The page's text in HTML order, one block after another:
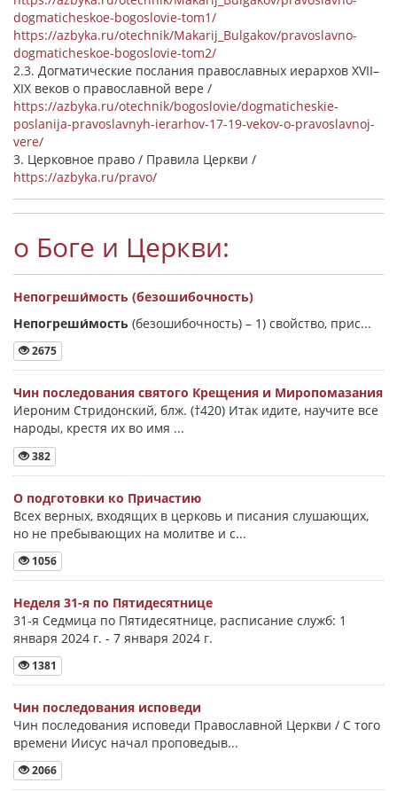
dogmaticheskoe-bogoslovie-tom1/
https://azbyka.ru/otechnik/Makarij_Bulgakov/pravoslavno-
dogmaticheskoe-bogoslovie-tom2/
2.3. Догматические послания православных иерархов XVII–
XIX веков о православной вере /
https://azbyka.ru/otechnik/bogoslovie/dogmaticheskie-
poslanija-pravoslavnyh-ierarhov-17-19-vekov-o-pravoslavnoj-
vere/
3. Церковное право / Правила Церкви /
https://azbyka.ru/pravo/
о Боге и Церкви:
Непогреши́мость (безошибочность)
Непогреши́мость (безошибочность) – 1) свойство, прис...
2675
Чин последования святого Крещения и Миропомазания
Иероним Стридонский, блж. (†420) Итак идите, научите все
народы, крестя их во имя ...
382
О подготовки ко Причастию
Всех верных, входящих в церковь и писания слушающих,
но не пребывающих на молитве и с...
1056
Неделя 31-я по Пятидесятнице
31-я Седмица по Пятидесятнице, расписание служб: 1
января 2024 г. - 7 января 2024 г.
1381
Чин последования исповеди
Чин последования исповеди Православной Церкви / С того
времени Иисус начал проповедыв...
2066